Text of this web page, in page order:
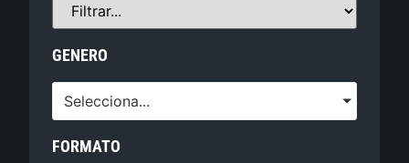
GENERO
Selecciona...
FORMATO